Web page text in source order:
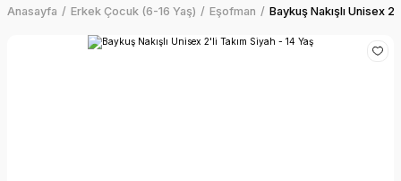
Anasayfa Erkek Çocuk (6-16 Yaş) Eşofman Baykuş Nakışlı Unisex